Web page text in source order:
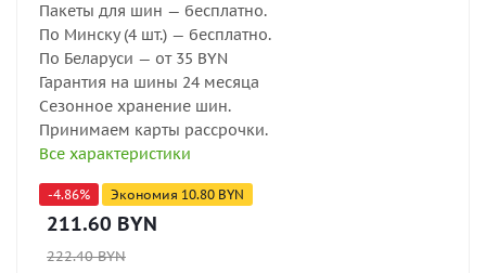
Пакеты для шин — бесплатно.
По Минску (4 шт.) — бесплатно.
По Беларуси — от 35 BYN
Гарантия на шины 24 месяца
Сезонное хранение шин.
Принимаем карты рассрочки.
Все характеристики
-4.86% Экономия 10.80 BYN
211.60 BYN
222.40BYN